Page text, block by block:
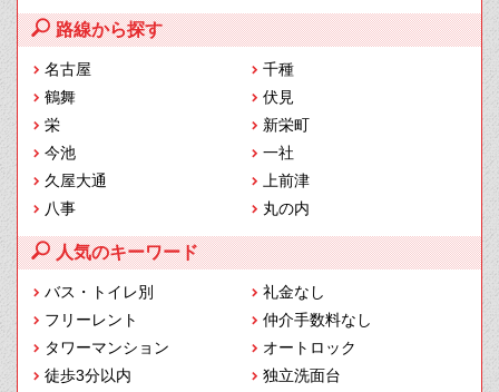
路線から探す
名古屋
千種
鶴舞
伏見
栄
新栄町
今池
一社
久屋大通
上前津
八事
丸の内
人気のキーワード
バス・トイレ別
礼金なし
フリーレント
仲介手数料なし
タワーマンション
オートロック
徒歩3分以内
独立洗面台